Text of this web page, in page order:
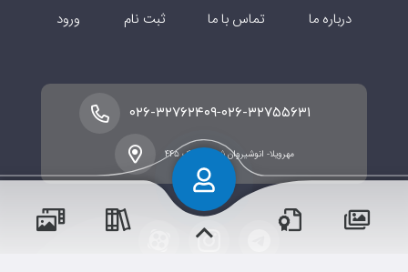
درباره ما تماس با ما ثبت نام ورود
مهرویلا- انوشیروان شرقی- پلاک ۴۴۵
۰۲۶-۳۲۷۵۵۶۳۱-۰۲۶-۳۲۷۶۲۴۰۹